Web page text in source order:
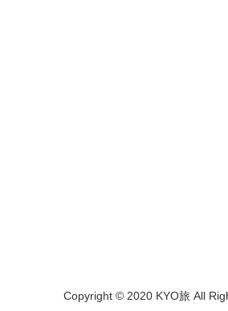
Copyright © 2020 KYO旅 All